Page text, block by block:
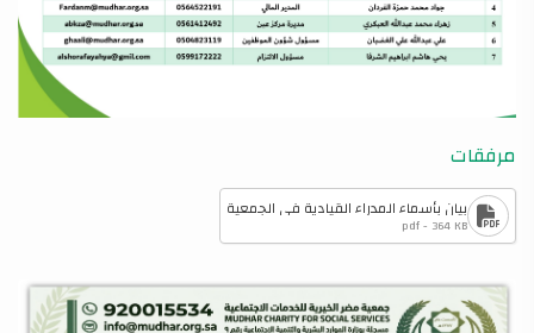
مرفقات
بيان بأسماء المدراء القيادية في الجمعية
pdf - 364 KB